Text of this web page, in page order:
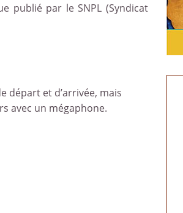
publié par le SNPL (Syndicat
départ et d’arrivée, mais
avec un mégaphone.